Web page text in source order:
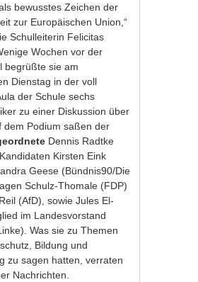
bewusstes Zeichen der
zur Europäischen Union,“
Schulleiterin Felicitas
Wochen vor der
begrüßte sie am
Dienstag in der voll
der Schule sechs
zu einer Diskussion über
dem Podium saßen der
Dennis Radtke
Kirsten Eink
Geese (Bündnis90/Die
Schulz-Thomale (FDP)
(AfD), sowie Jules El-
im Landesvorstand
Was sie zu Themen
Bildung und
zu sagen hatten, verraten
Nachrichten.